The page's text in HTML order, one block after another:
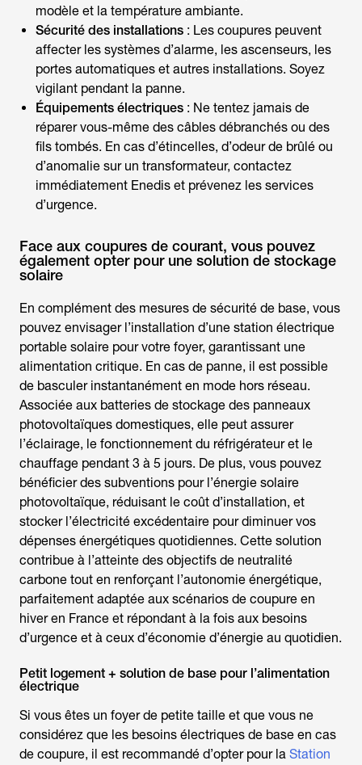
modèle et la température ambiante.
Sécurité des installations : Les coupures peuvent
affecter les systèmes d’alarme, les ascenseurs, les
portes automatiques et autres installations. Soyez
vigilant pendant la panne.
Équipements électriques : Ne tentez jamais de
réparer vous-même des câbles débranchés ou des
fils tombés. En cas d’étincelles, d’odeur de brûlé ou
d’anomalie sur un transformateur, contactez
immédiatement Enedis et prévenez les services
d’urgence.
Face aux coupures de courant, vous pouvez
également opter pour une solution de stockage
solaire
En complément des mesures de sécurité de base, vous
pouvez envisager l’installation d’une station électrique
portable solaire pour votre foyer, garantissant une
alimentation critique. En cas de panne, il est possible
de basculer instantanément en mode hors réseau.
Associée aux batteries de stockage des panneaux
photovoltaïques domestiques, elle peut assurer
l’éclairage, le fonctionnement du réfrigérateur et le
chauffage pendant 3 à 5 jours. De plus, vous pouvez
bénéficier des subventions pour l’énergie solaire
photovoltaïque, réduisant le coût d’installation, et
stocker l’électricité excédentaire pour diminuer vos
dépenses énergétiques quotidiennes. Cette solution
contribue à l’atteinte des objectifs de neutralité
carbone tout en renforçant l’autonomie énergétique,
parfaitement adaptée aux scénarios de coupure en
hiver en France et répondant à la fois aux besoins
d’urgence et à ceux d’économie d’énergie au quotidien.
Petit logement + solution de base pour l’alimentation
électrique
Si vous êtes un foyer de petite taille et que vous ne
considérez que les besoins électriques de base en cas
de coupure, il est recommandé d’opter pour la Station